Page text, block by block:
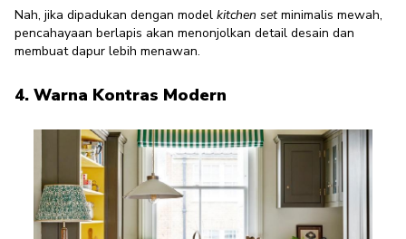
Nah, jika dipadukan dengan model kitchen setminimalis mewah,
pencahayaan berlapis akan menonjolkan detail desain dan
membuat dapur lebih menawan.
4. Warna Kontras Modern